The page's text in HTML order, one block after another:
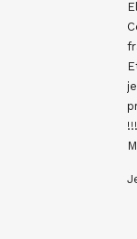
!!!